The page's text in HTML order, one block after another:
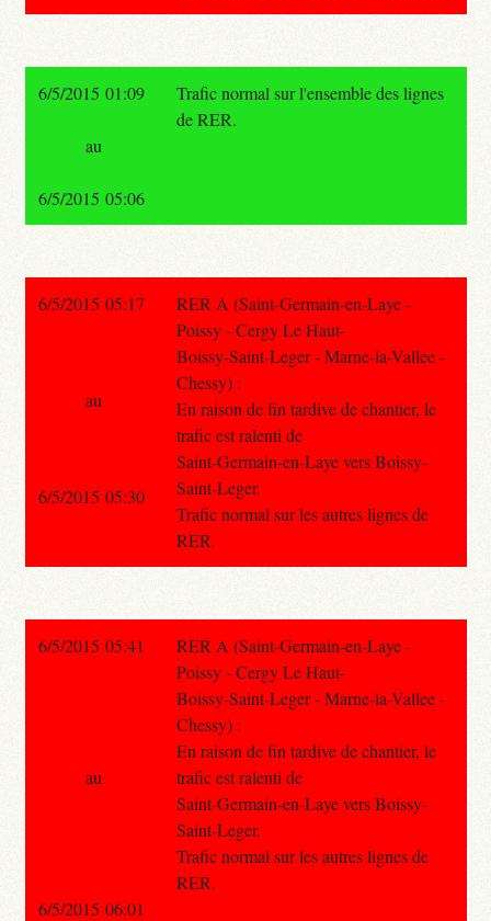
6/5/2015 01:09
Trafic normal sur l'ensemble des lignes
de RER.
au
6/5/2015 05:06
6/5/2015 05:17
RER A (Saint-Germain-en-Laye -
Poissy - Cergy Le Haut-
Boissy-Saint-Leger - Marne-la-Vallee -
Chessy) :
En raison de fin tardive de chantier, le
trafic est ralenti de
Saint-Germain-en-Laye vers Boissy-
Saint-Leger.
Trafic normal sur les autres lignes de
RER.
au
6/5/2015 05:30
6/5/2015 05:41
RER A (Saint-Germain-en-Laye -
Poissy - Cergy Le Haut-
Boissy-Saint-Leger - Marne-la-Vallee -
Chessy) :
En raison de fin tardive de chantier, le
trafic est ralenti de
Saint-Germain-en-Laye vers Boissy-
Saint-Leger.
Trafic normal sur les autres lignes de
RER.
au
6/5/2015 06:01